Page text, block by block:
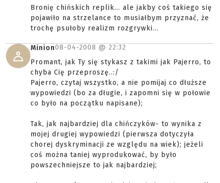
Bronię chińskich replik... ale jakby coś takiego się
pojawiło na strzelance to musiałbym przyznać, że
trochę psułoby realizm rozgrywki...
Minion08-04-2008 @ 22:32
Promant, jak Ty się stykasz z takimi jak Pajerro, to
chyba Cię przeproszę..:/
Pajerro, czytaj wszystko, a nie pomijaj co dłuższe
wypowiedzi (bo za długie, i zapomni się w połowie
co było na początku napisane);
Tak, jak najbardziej dla chińczyków- to wynika z
mojej drugiej wypowiedzi (pierwsza dotyczyła
chorej dyskryminacji ze względu na wiek); jeżeli
coś można taniej wyprodukować, by było
powszechniejsze to jak najbardziej;